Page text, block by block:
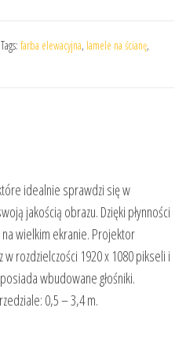
Tags: farba elewacyjna, lamele na ścianę,
idealnie sprawdzi się w
jakością obrazu. Dzięki płynności
wielkim ekranie. Projektor
rozdzielczości 1920 x 1080 pikseli i
wbudowane głośniki.
0,5 – 3,4 m.